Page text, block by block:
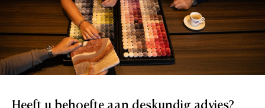
Heeft u behoefte aan deskundig advies?